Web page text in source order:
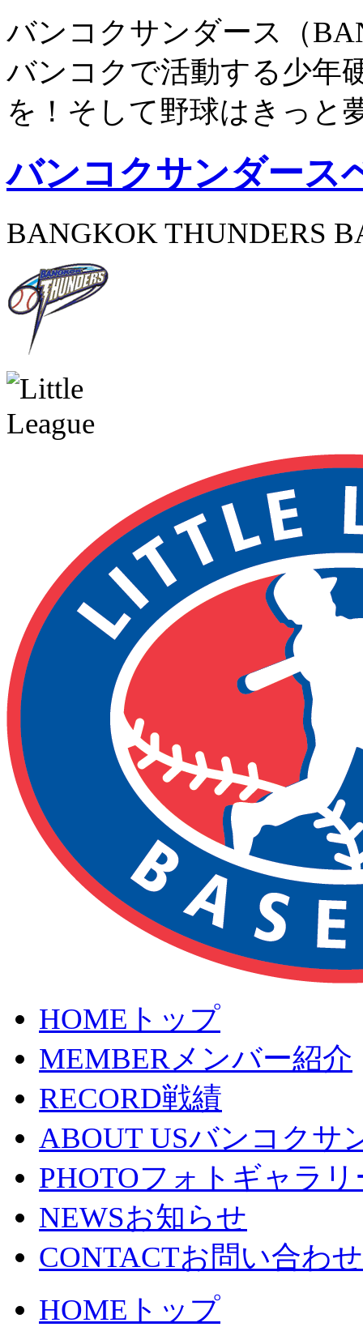
バンコクサンダース（
バンコクで活動する少年
を！そして野球はきっと
バンコクサンダース
BANGKOK THUNDERS
HOME トップ
MEMBERメンバー紹介
RECORD戦績
ABOUT USバンコクサ
PHOTOフォトギャラリ
NEWSお知らせ
CONTACTお問い合わせ
HOME トップ